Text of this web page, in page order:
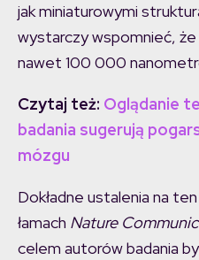
jak miniaturowymi
wystarczy wspomnieć, że
nawet 100 000
Czytaj też: Oglądanie
badania sugerują
mózgu
Dokładne ustalenia na
łamach Nature
celem autorów badania